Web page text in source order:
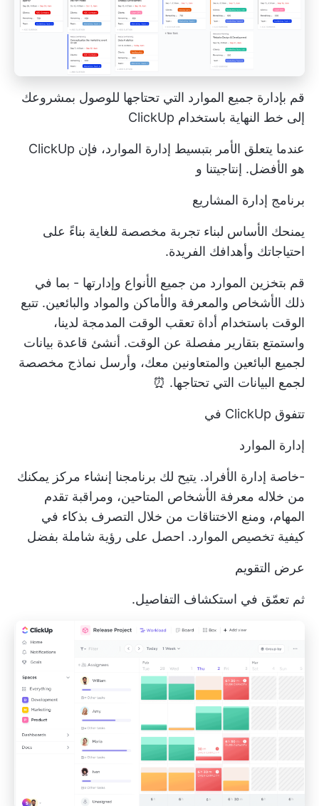
قم بإدارة جميع الموارد التي تحتاجها للوصول بمشروعك
إلى خط النهاية باستخدام ClickUp
عندما يتعلق الأمر بتبسيط إدارة الموارد، فإن ClickUp
هو الأفضل. إنتاجيتنا و
برنامج إدارة المشاريع
يمنحك الأساس لبناء تجربة مخصصة للغاية بناءً على
احتياجاتك وأهدافك الفريدة.
قم بتخزين الموارد من جميع الأنواع وإدارتها - بما في
ذلك الأشخاص والمعرفة والأماكن والمواد والبائعين. تتبع
الوقت باستخدام أداة تعقب الوقت المدمجة لدينا،
واستمتع بتقارير مفصلة عن الوقت. أنشئ قاعدة بيانات
لجميع البائعين والمتعاونين معك، وأرسل نماذج مخصصة
لجمع البيانات التي تحتاجها. ⏰
تتفوق ClickUp في
إدارة الموارد
-خاصة إدارة الأفراد. يتيح لك برنامجنا إنشاء مركز يمكنك
من خلاله معرفة الأشخاص المتاحين، ومراقبة تقدم
المهام، ومنع الاختناقات من خلال التصرف بذكاء في
كيفية تخصيص الموارد. احصل على رؤية شاملة بفضل
عرض التقويم
ثم تعمّق في استكشاف التفاصيل.